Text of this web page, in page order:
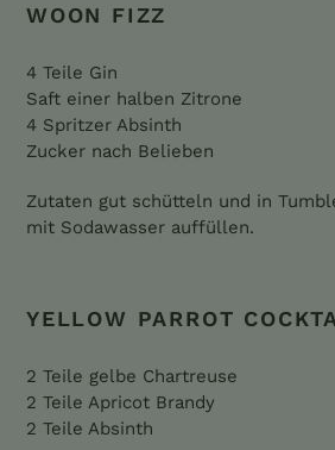
WOON FIZZ
4 Teile Gin
Saft einer halben Zitrone
4 Spritzer Absinth
Zucker nach Belieben
Zutaten gut schütteln und in
mit Sodawasser auffüllen.
YELLOW PARROT
2 Teile gelbe Chartreuse
2 Teile Apricot Brandy
2 Teile Absinth